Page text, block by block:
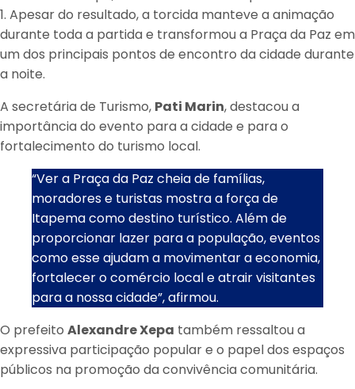
1. Apesar do resultado, a torcida manteve a animação
durante toda a partida e transformou a Praça da Paz em
um dos principais pontos de encontro da cidade durante
a noite.
A secretária de Turismo, Pati Marin, destacou a
importância do evento para a cidade e para o
fortalecimento do turismo local.
“Ver a Praça da Paz cheia de famílias,
moradores e turistas mostra a força de
Itapema como destino turístico. Além de
proporcionar lazer para a população, eventos
como esse ajudam a movimentar a economia,
fortalecer o comércio local e atrair visitantes
para a nossa cidade”, afirmou.
O prefeito Alexandre Xepa também ressaltou a
expressiva participação popular e o papel dos espaços
públicos na promoção da convivência comunitária.